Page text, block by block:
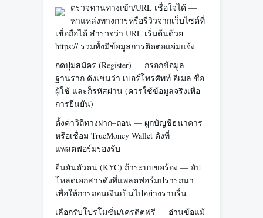
ตรวจทานทางเข้า/URL เชื่อใจได้ —
หาแหล่งทางการหรือรีวิวจากเว็บไซต์ที่
เชื่อถือได้ สำรวจว่า URL เริ่มต้นด้วย
https:// รวมทั้งมีข้อมูลการติดต่อแจ่มแจ้ง
กดปุ่มสมัคร (Register) — กรอกข้อมูล
ฐานราก ดังเช่นว่า เบอร์โทรศัพท์ อีเมล ชื่อ
ผู้ใช้ และก็รหัสผ่าน (ควรใช้ข้อมูลจริงเพื่อ
การยืนยัน)
ตั้งค่าวิถีทางฝาก–ถอน — ผูกบัญชีธนาคาร
หรือเชื่อม TrueMoney Wallet ดังที่
แพลตฟอร์มรองรับ
ยืนยันตัวตน (KYC) ถ้าระบบขอร้อง — อัป
โหลดเอกสารดังที่แพลตฟอร์มปรารถนา
เพื่อให้การถอนเงินเป็นไปอย่างราบรื่น
เลือกรับโปรโมชั่น/เครดิตฟรี — อ่านข้อแม้